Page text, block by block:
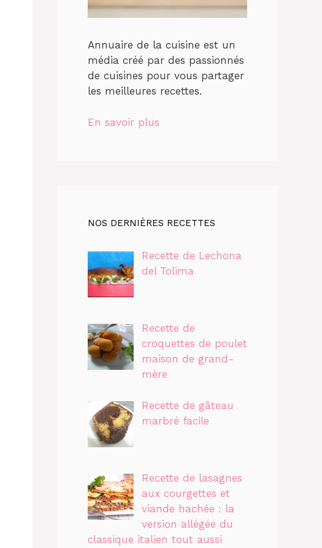
Annuaire de la cuisine est un
média créé par des passionnés
de cuisines pour vous partager
les meilleures recettes.
En savoir plus
NOS DERNIÈRES RECETTES
Recette de Lechona
del Tolima
Recette de
croquettes de poulet
maison de grand-
mère
Recette de gâteau
marbré facile
Recette de lasagnes
aux courgettes et
viande hachée : la
version allégée du
classique italien tout aussi